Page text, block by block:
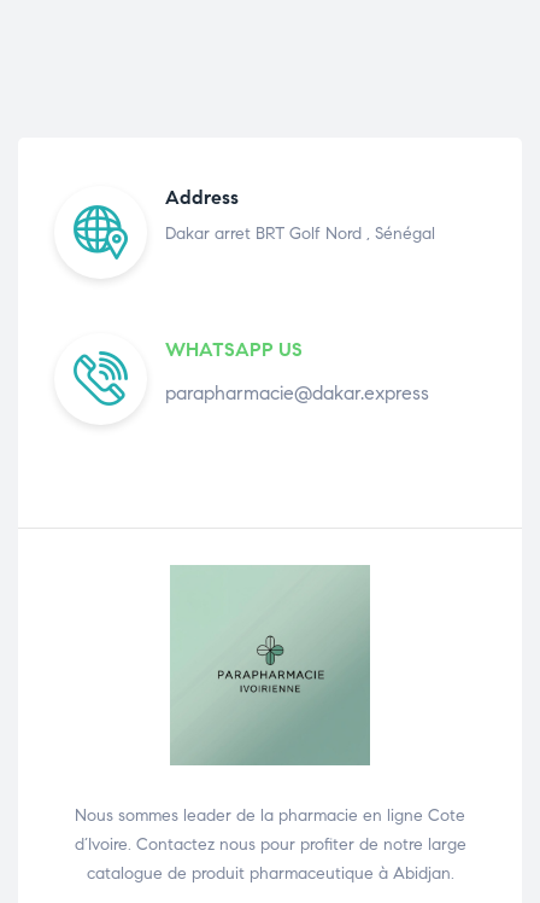
Address
Dakar arret BRT Golf Nord , Sénégal
WHATSAPP US
parapharmacie@dakar.express
Nous sommes leader de la pharmacie en ligne Cote
d’Ivoire. Contactez nous pour profiter de notre large
catalogue de produit pharmaceutique à Abidjan.